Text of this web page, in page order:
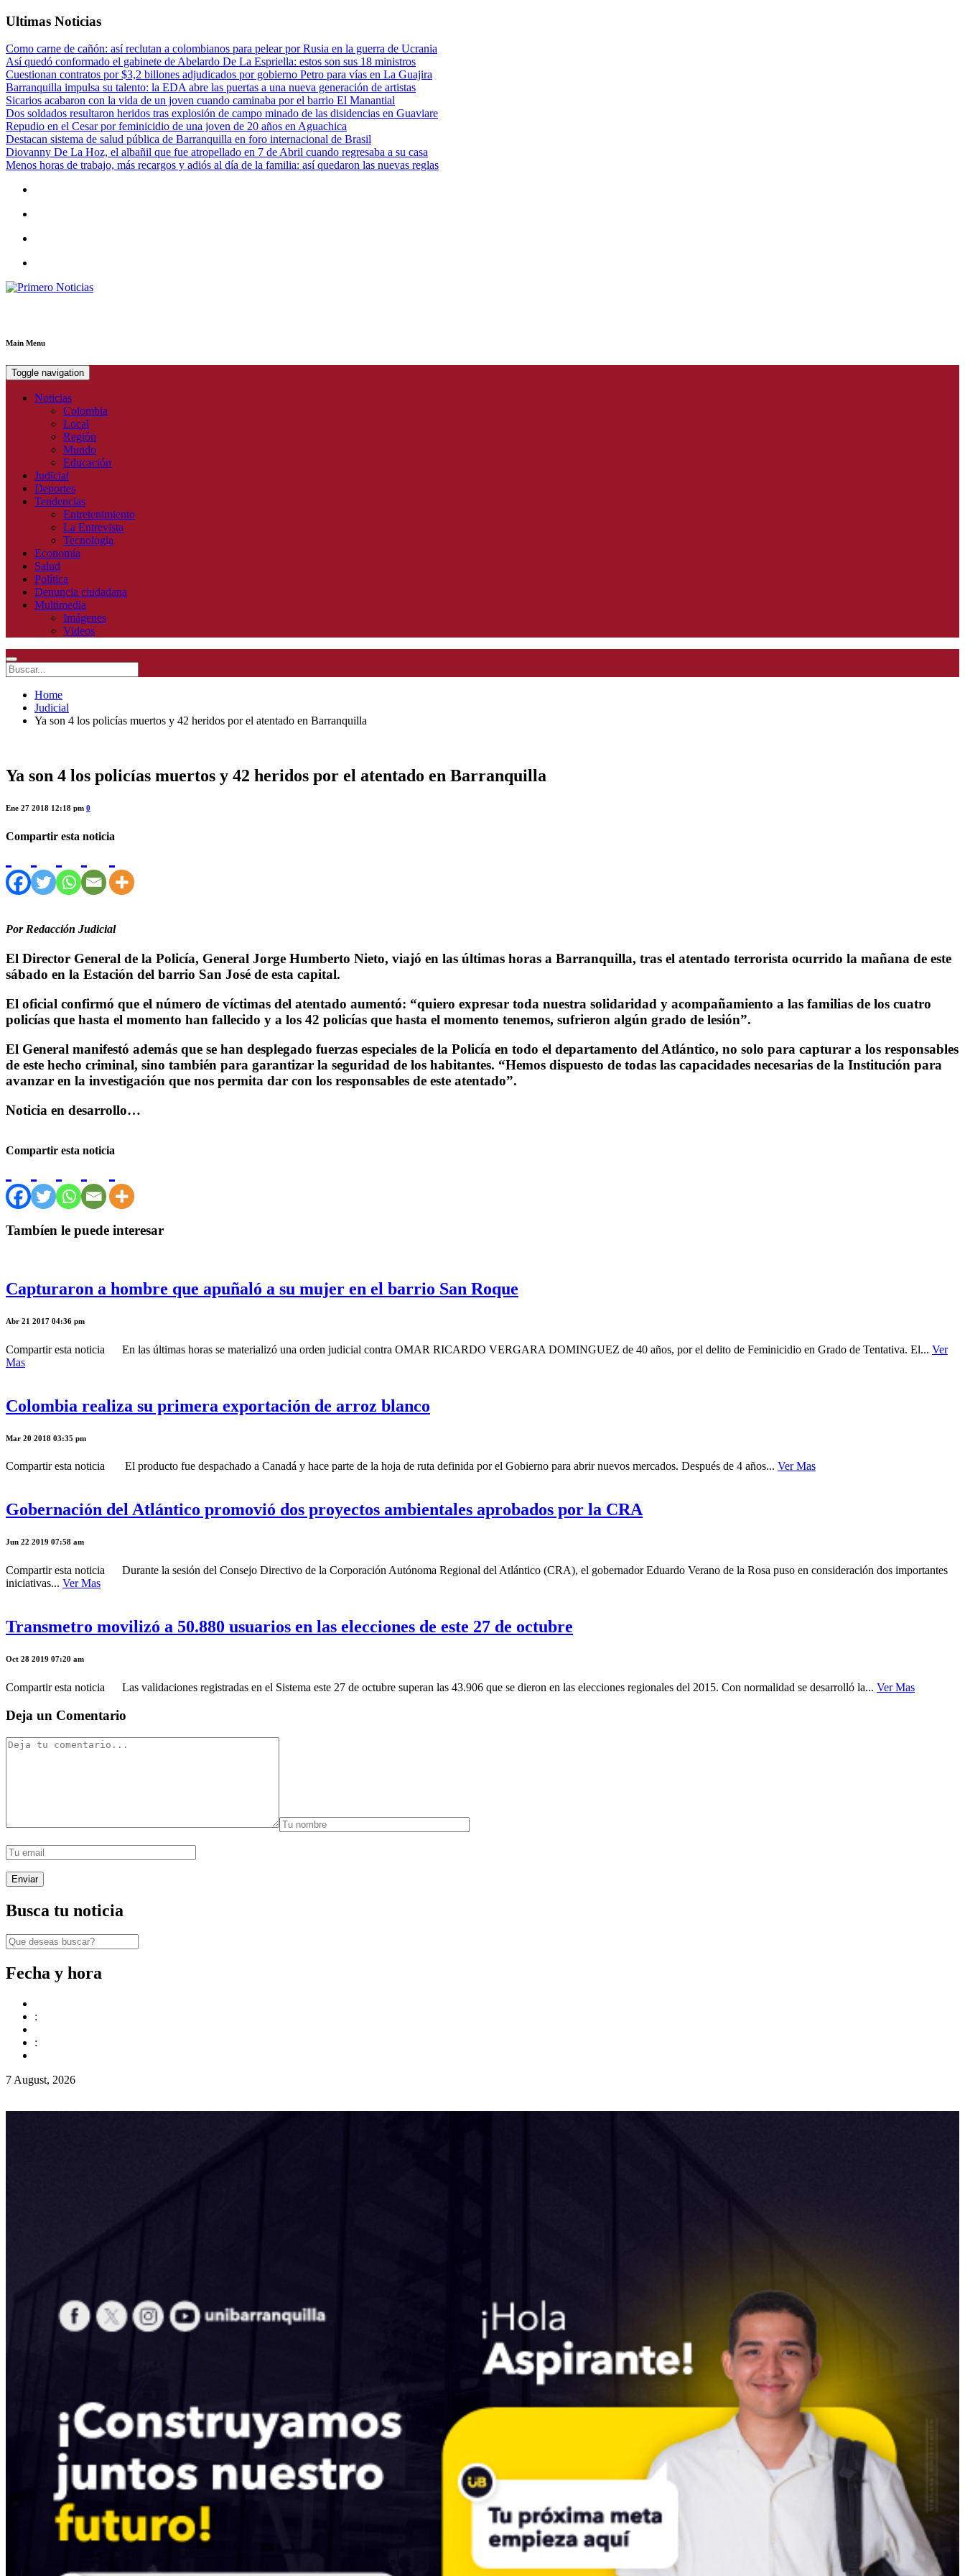
Ultimas Noticias
Como carne de cañón: así reclutan a colombianos para pelear por Rusia en la guerra de Ucrania
Así quedó conformado el gabinete de Abelardo De La Espriella: estos son sus 18 ministros
Cuestionan contratos por $3,2 billones adjudicados por gobierno Petro para vías en La Guajira
Barranquilla impulsa su talento: la EDA abre las puertas a una nueva generación de artistas
Sicarios acabaron con la vida de un joven cuando caminaba por el barrio El Manantial
Dos soldados resultaron heridos tras explosión de campo minado de las disidencias en Guaviare
Repudio en el Cesar por feminicidio de una joven de 20 años en Aguachica
Destacan sistema de salud pública de Barranquilla en foro internacional de Brasil
Diovanny De La Hoz, el albañil que fue atropellado en 7 de Abril cuando regresaba a su casa
Menos horas de trabajo, más recargos y adiós al día de la familia: así quedaron las nuevas reglas
Main Menu
Toggle navigation
Noticias
Colombia
Local
Región
Mundo
Educación
Judicial
Deportes
Tendencias
Entretenimiento
La Entrevista
Tecnologia
Economía
Salud
Política
Denuncia ciudadana
Multimedia
Imágenes
Videos
Home
Judicial
Ya son 4 los policías muertos y 42 heridos por el atentado en Barranquilla
Ya son 4 los policías muertos y 42 heridos por el atentado en Barranquilla
Ene 27 2018 12:18 pm 0
Compartir esta noticia
Por Redacción Judicial
El Director General de la Policía, General Jorge Humberto Nieto, viajó en las últimas horas a Barranquilla, tras el atentado terrorista ocurrido la mañana de este
sábado en la Estación del barrio San José de esta capital.
El oficial confirmó que el número de víctimas del atentado aumentó: “quiero expresar toda nuestra solidaridad y acompañamiento a las familias de los cuatro
policías que hasta el momento han fallecido y a los 42 policías que hasta el momento tenemos, sufrieron algún grado de lesión”.
El General manifestó además que se han desplegado fuerzas especiales de la Policía en todo el departamento del Atlántico, no solo para capturar a los responsables
de este hecho criminal, sino también para garantizar la seguridad de los habitantes. “Hemos dispuesto de todas las capacidades necesarias de la Institución para
avanzar en la investigación que nos permita dar con los responsables de este atentado”.
Noticia en desarrollo…
Compartir esta noticia
Tambíen le puede interesar
Capturaron a hombre que apuñaló a su mujer en el barrio San Roque
Abr 21 2017 04:36 pm
Compartir esta noticia En las últimas horas se materializó una orden judicial contra OMAR RICARDO VERGARA DOMINGUEZ de 40 años, por el delito de Feminicidio en Grado de Tentativa. El... Ver
Mas
Colombia realiza su primera exportación de arroz blanco
Mar 20 2018 03:35 pm
Compartir esta noticia El producto fue despachado a Canadá y hace parte de la hoja de ruta definida por el Gobierno para abrir nuevos mercados. Después de 4 años... Ver Mas
Gobernación del Atlántico promovió dos proyectos ambientales aprobados por la CRA
Jun 22 2019 07:58 am
Compartir esta noticia Durante la sesión del Consejo Directivo de la Corporación Autónoma Regional del Atlántico (CRA), el gobernador Eduardo Verano de la Rosa puso en consideración dos importantes
iniciativas... Ver Mas
Transmetro movilizó a 50.880 usuarios en las elecciones de este 27 de octubre
Oct 28 2019 07:20 am
Compartir esta noticia Las validaciones registradas en el Sistema este 27 de octubre superan las 43.906 que se dieron en las elecciones regionales del 2015. Con normalidad se desarrolló la... Ver Mas
Deja un Comentario
Busca tu noticia
Fecha y hora
:
:
7 August, 2026